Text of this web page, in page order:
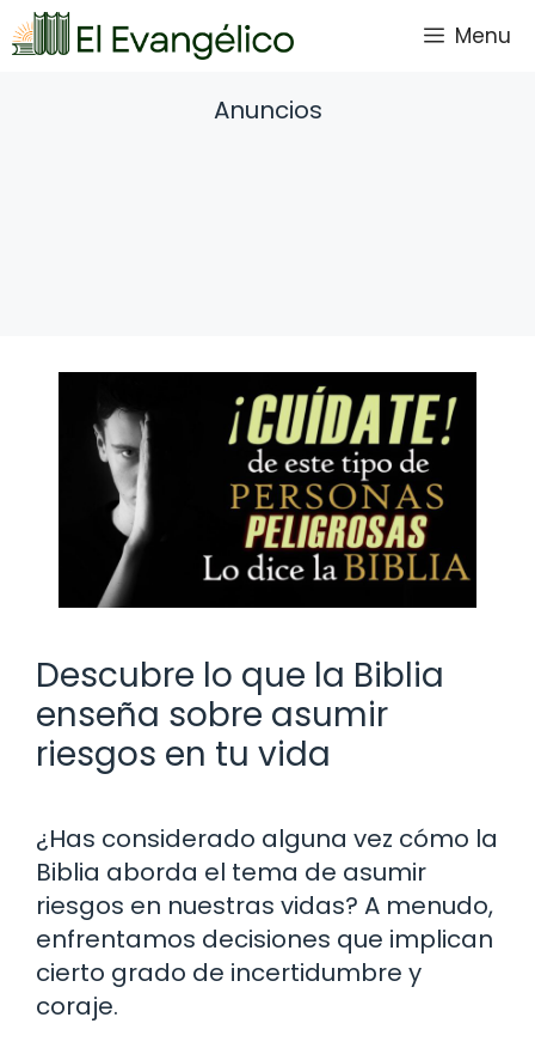
Saltar
al
Menu
Anuncios
Descubre lo que la Biblia
enseña sobre asumir
riesgos en tu vida
¿Has considerado alguna vez cómo la
Biblia aborda el tema de asumir
riesgos en nuestras vidas? A menudo,
enfrentamos decisiones que implican
cierto grado de incertidumbre y
coraje.